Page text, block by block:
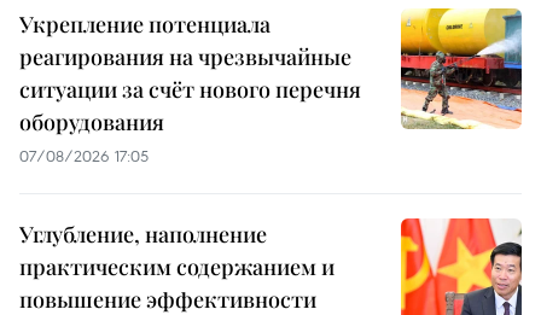
Укрепление потенциала
реагирования на чрезвычайные
ситуации за счёт нового перечня
оборудования
07/08/2026 17:05
Углубление, наполнение
практическим содержанием и
повышение эффективности